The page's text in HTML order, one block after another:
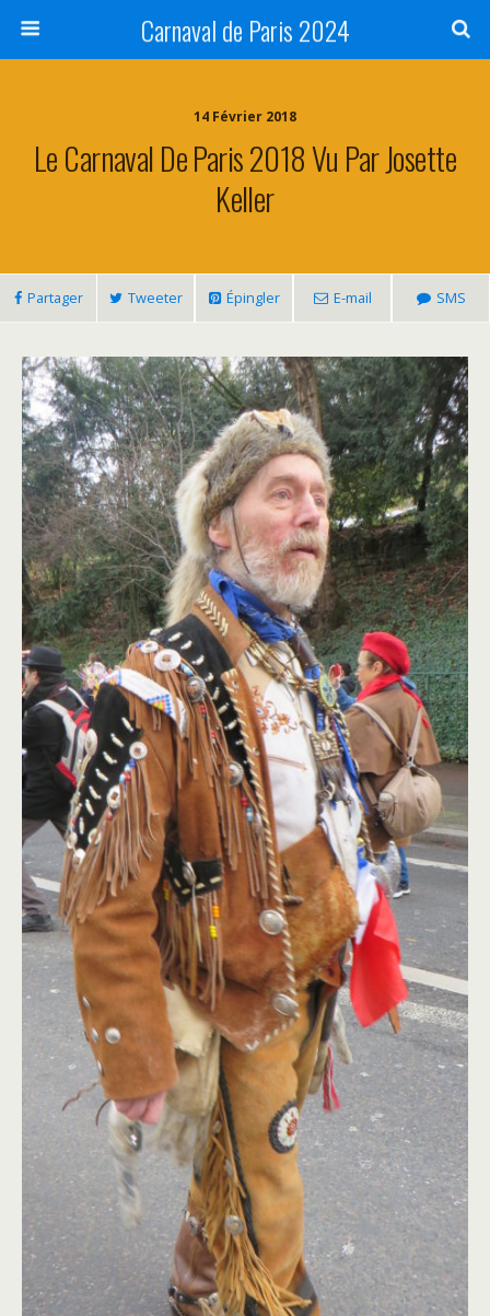
Carnaval de Paris 2024
14 Février 2018
Le Carnaval De Paris 2018 Vu Par Josette
Keller
Partager Tweeter Épingler E-mail SMS